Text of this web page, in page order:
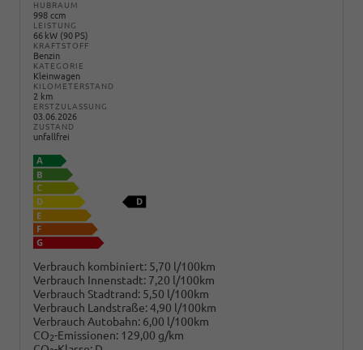
HUBRAUM
998 ccm
LEISTUNG
66 kW (90 PS)
KRAFTSTOFF
Benzin
KATEGORIE
Kleinwagen
KILOMETERSTAND
2 km
ERSTZULASSUNG
03.06.2026
ZUSTAND
unfallfrei
Verbrauch kombiniert: 5,70 l/100km
Verbrauch Innenstadt: 7,20 l/100km
Verbrauch Stadtrand: 5,50 l/100km
Verbrauch Landstraße:4,90 l/100km
Verbrauch Autobahn: 6,00 l/100km
CO2-Emissionen: 129,00 g/km